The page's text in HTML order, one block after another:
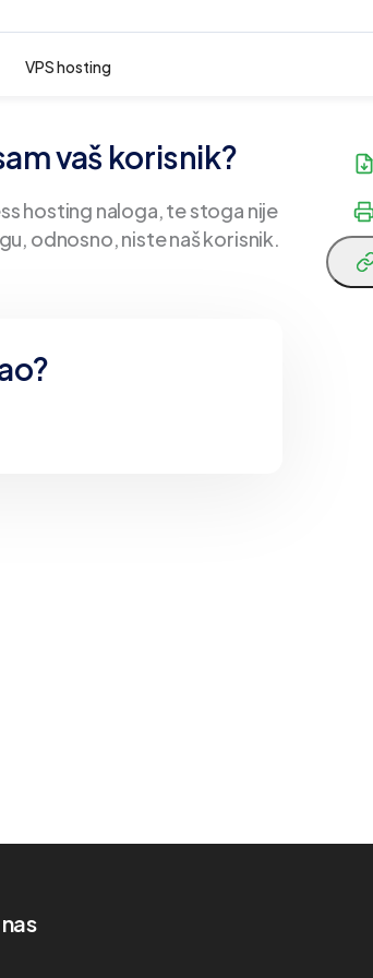
VPS hosting
vaš korisnik?
hosting naloga, te stoga nije
odnosno, niste naš korisnik.